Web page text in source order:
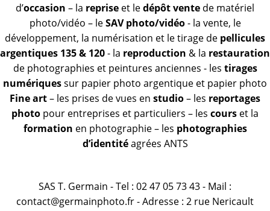
d’occasion – la reprise et ledépôt vente de matériel
photo/vidéo – leSAV photo/vidéo- la vente, le
développement, la numérisation et le tirage de pellicules
argentiques 135 & 120- la reproduction & la restauration
de photographies et peintures anciennes - les tirages
numériquessur papier photo argentique et papier photo
Fine art– les prises de vues en studio– les reportages
photo pour entreprises et particuliers – les cours et la
formation en photographie – les photographies
d’identitéagrées ANTS
SAS T. Germain - Tel : 02 47 05 73 43 - Mail :
contact@germainphoto.fr - Adresse : 2 rue Nericault